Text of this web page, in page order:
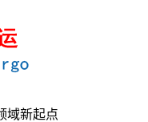
域新起点